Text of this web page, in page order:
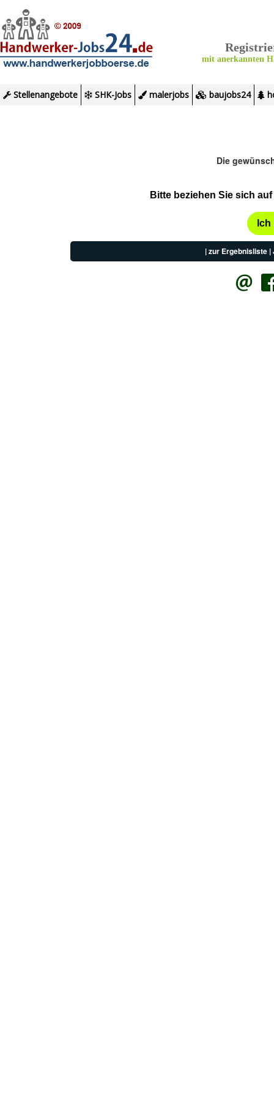
mit anerkannten
Stellenangebote SHK-Jobs malerjobs baujobs24
Die
Bitte beziehen Sie sich
Ich
|zur Ergebnisliste |